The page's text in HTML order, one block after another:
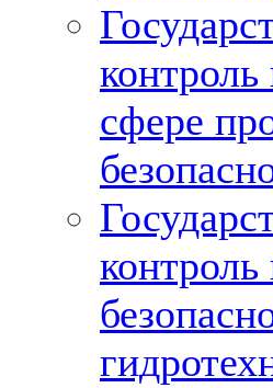
контроль
сфере
контроль